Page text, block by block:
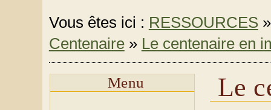
Vous êtes ici : RESSOURCES
Centenaire» Le centenaire en
Menu Le